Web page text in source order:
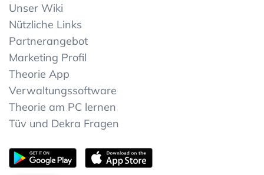
Unser Wiki
Nützliche Links
Partnerangebot
Marketing Profil
Theorie App
Verwaltungssoftware
Theorie am PC lernen
Tüv und Dekra Fragen